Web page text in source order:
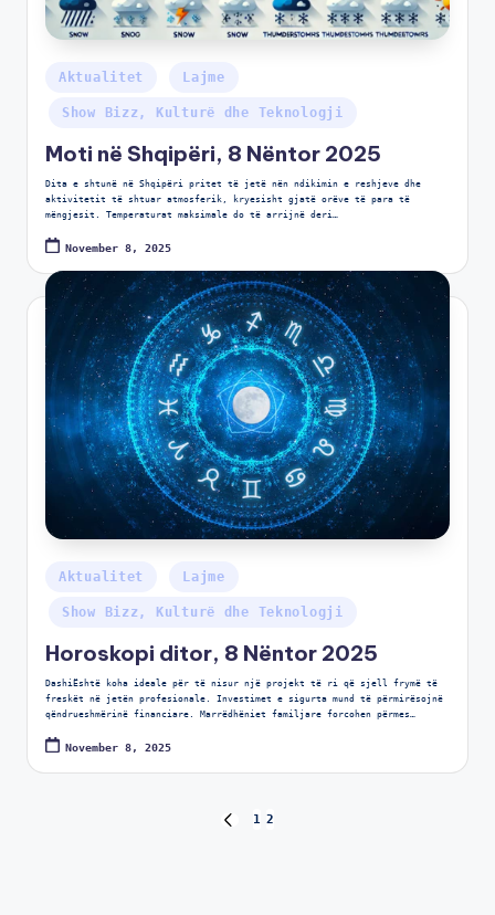
Aktualitet Lajme
Show Bizz, Kulturë dhe Teknologji
Moti në Shqipëri, 8 Nëntor 2025
Dita e shtunë në Shqipëri pritet të jetë nën ndikimin e reshjeve dhe
aktivitetit të shtuar atmosferik, kryesisht gjatë orëve të para të
mëngjesit. Temperaturat maksimale do të arrijnë deri…
November 8, 2025
Aktualitet Lajme
Show Bizz, Kulturë dhe Teknologji
Horoskopi ditor, 8 Nëntor 2025
DashiËshtë koha ideale për të nisur një projekt të ri që sjell frymë të
freskët në jetën profesionale. Investimet e sigurta mund të përmirësojnë
qëndrueshmërinë financiare. Marrëdhëniet familjare forcohen përmes…
November 8, 2025
1 2